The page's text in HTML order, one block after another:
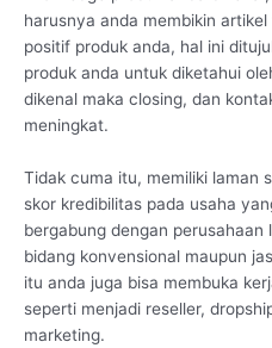
harusnya anda membikin
positif produk anda, hal ini
produk anda untuk diketahui
dikenal maka closing, dan
meningkat.
Tidak cuma itu, memiliki laman
skor kredibilitas pada usaha
bergabung dengan perusahaan
bidang konvensional maupun
itu anda juga bisa membuka
seperti menjadi reseller,
marketing.